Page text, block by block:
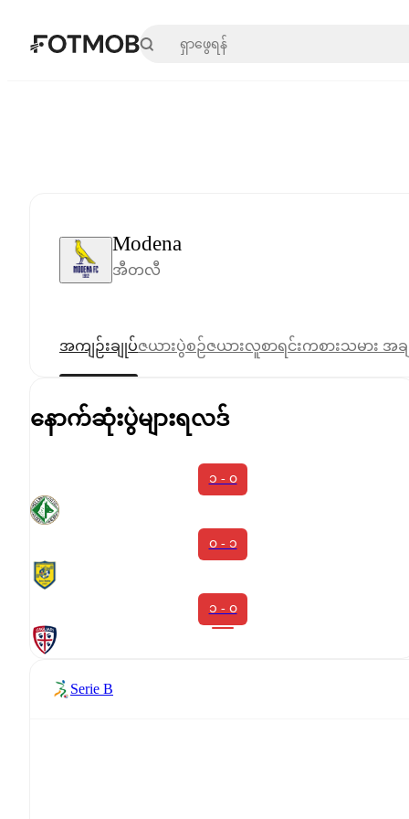
အဓိကအကြောင်းအရာသို့ ကျော်သွားရန်
Modena
အီတလီ
အကျဉ်းချုပ်ဇယားပွဲစဉ်ဇယားလူစာရင်းကစားသမား
နောက်ဆုံးပွဲများရလဒ်
၁ - ၀
၀ - ၁
၁ - ၀
Serie B